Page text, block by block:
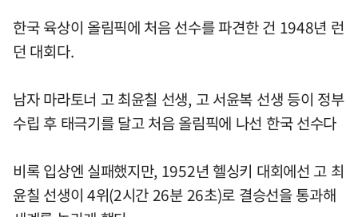
한국 육상이 올림픽에 처음 선수를 파견한 건 1948년 런
던 대회다.
남자 마라토너 고 최윤칠 선생, 고 서윤복 선생 등이 정부
수립 후 태극기를 달고 처음 올림픽에 나선 한국 선수다
비록 입상엔 실패했지만, 1952년 헬싱키 대회에선 고 최
윤칠 선생이 4위(2시간 26분 26초)로 결승선을 통과해